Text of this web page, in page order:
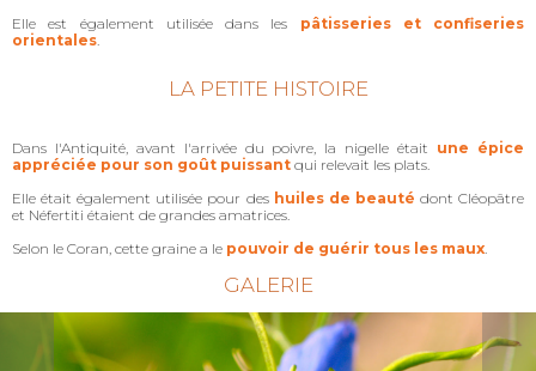
Elle est également utilisée dans les pâtisseries et confiseries
orientales
LA PETITE HISTOIRE
Dans l'Antiquité, avant l'arrivée du poivre, la nigelle était une épice
appréciée pour son goût puissant qui relevait les plats.
Elle était également utilisée pour des huiles de beauté dont Cléopâtre
et Néfertiti étaient de grandes amatrices.
Selon le Coran, cette graine a le pouvoir de guérir tous les maux
GALERIE